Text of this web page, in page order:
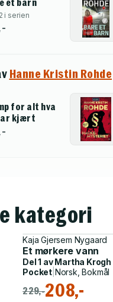
et barn
i serien
Hanne Kristin Rohde
for alt hva
kjært
kategori
Kaja Gjersem Nygaard
Et mørkere vann
Del 1 avMartha Krogh
Pocket| Norsk, Bokmål
229,-208,-